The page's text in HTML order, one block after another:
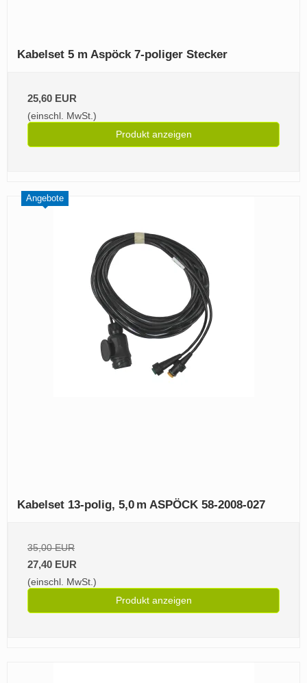
Kabelset 5 m Aspöck 7-poliger Stecker
25,60 EUR
(einschl. MwSt.)
Produkt anzeigen
Angebote
Kabelset 13‑polig, 5,0 m ASPÖCK 58‑2008‑027
35,00 EUR
27,40 EUR
(einschl. MwSt.)
Produkt anzeigen